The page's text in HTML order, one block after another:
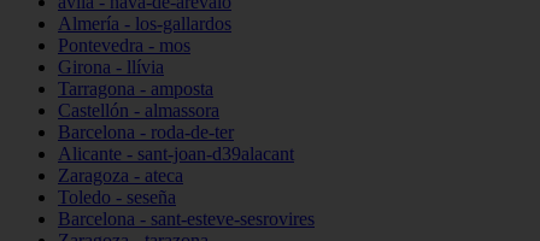
Almería - los-gallardos
Pontevedra - mos
Girona - llívia
Tarragona - amposta
Castellón - almassora
Barcelona - roda-de-ter
Alicante - sant-joan-d39alacant
Zaragoza - ateca
Toledo - seseña
Barcelona - sant-esteve-sesrovires